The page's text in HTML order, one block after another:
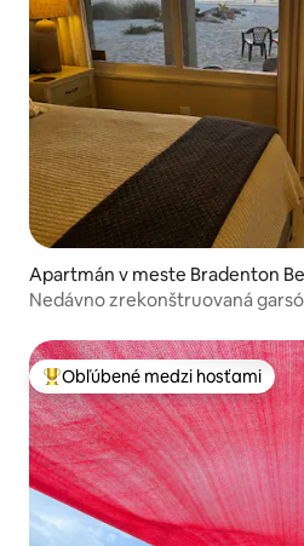
Apartmán v meste Bradenton
Nedávno zrekonštruovaná
Najobľúbenejšie medzi hosťami
Obľúbené medzi hosťami